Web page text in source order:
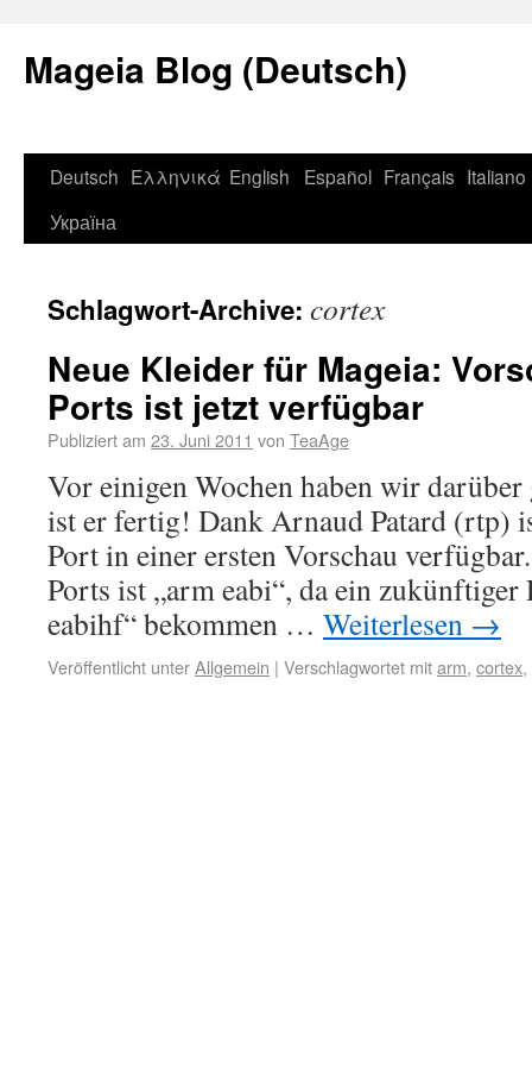
Mageia Blog (Deutsch)
Deutsch Ελληνικά English Español Français Italiano
Україна
Schlagwort-Archive: cortex
Neue Kleider für Mageia:
Ports ist jetzt verfügbar
Publiziert am 23. Juni 2011 von TeaAge
Vor einigen Wochen haben wir
ist er fertig! Dank Arnaud Patard (rtp)
Port in einer ersten Vorschau
Ports ist „arm eabi“, da ein zukünftiger
eabihf“ bekommen … Weiterlesen →
Veröffentlicht unterAllgemein | Verschlagwortet mitarm, cortex,